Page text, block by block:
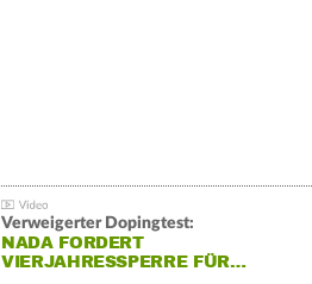
Verweigerter Dopingtest:
NADA FORDERT
VIERJAHRESSPERRE FÜR…